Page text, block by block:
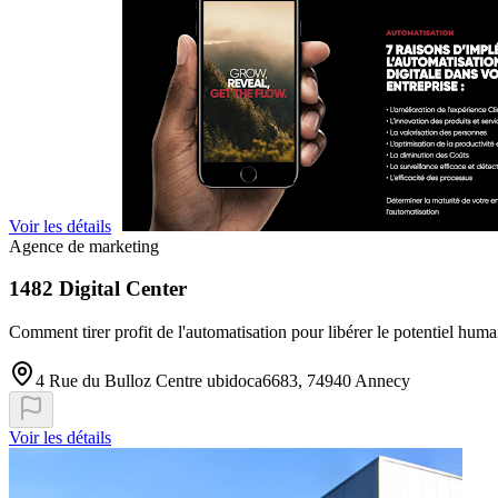
Voir les détails
Agence de marketing
1482 Digital Center
Comment tirer profit de l'automatisation pour libérer le potentiel
4 Rue du Bulloz Centre ubidoca6683, 74940 Annecy
Voir les détails